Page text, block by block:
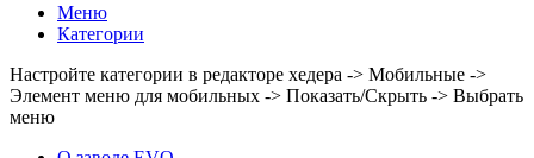
Меню
Категории
Настройте категории в редакторе хедера -> Мобильные ->
Элемент меню для мобильных -> Показать/Скрыть -> Выбрать
меню